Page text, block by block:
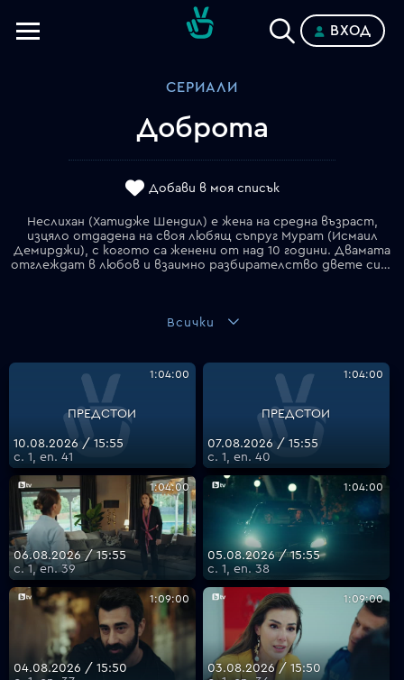
VOYO
ВХОД
СЕРИАЛИ
Доброта
Добави в моя списък
Неслихан (Хатидже Шендил) е жена на средна възраст,
изцяло отдадена на своя любящ съпруг Мурат (Исмаил
Демирджи), с когото са женени от над 10 години. Двамата
отглеждат в любов и взаимно разбирателство двете си деца – Бату и Нехир, а Мурат се е издигнал до поста на изпълнителен директор в семейния холдинг, начело на който е тъща му Шахика. Животът на Неслихан е като в приказка, но в действителност тя живее в замък, построен върху пясък… От години Мурат изневерява на съпругата си с младата и привлекателна художничка Дамла (Сера Кутлубей), чийто живот е белязан от дълбоки емоционални травми от детството… Докато Мурат приема отношенията си с Дамла като неангажираща авантюра с цел забавление, тя буквално се обсебва от него и крои планове как да го получи единствено и само за себе си. За да измести "съпругата" от сърцето на любимия си, както и от собствения ѝ дом, Дамла започва да следи Неслихан в социалните мрежи и да проучва ежедневието ѝ. Един ден, докато е в сауната на спортния клуб, който посещава, на Неслихан ѝ прилошава, а на помощ ѝ се притичва непознатата за нея Дамла. Вследствие на проявената "доброта", двете бързо се сближават, а скоро Неслихан узнава "тайната" на своята нова "приятелка" – а именно, че има връзка с женен мъж. Преследвана от тъмни сенки в миналото, свързани с починалата ѝ сестра, която е посегнала на живота си, след като е разбрала, че човекът, когото обича, е семеен, Неслихан решава да помогне на Дамла да се събере с мъжа, в когото е влюбена. Това, което обаче тя дори не подозира, е, че е попаднала в коварния капан на Дамла и че нейният любим всъщност е собственият ѝ съпруг.
Всички
ПРЕДСТОИ
1:04:00
10.08.2026 / 15:55
с. 1, еп. 41
ПРЕДСТОИ
1:04:00
07.08.2026 / 15:55
с. 1, еп. 40
1:04:00
06.08.2026 / 15:55
с. 1, еп. 39
1:04:00
05.08.2026 / 15:55
с. 1, еп. 38
1:09:00
04.08.2026 / 15:50
1:09:00
03.08.2026 / 15:50